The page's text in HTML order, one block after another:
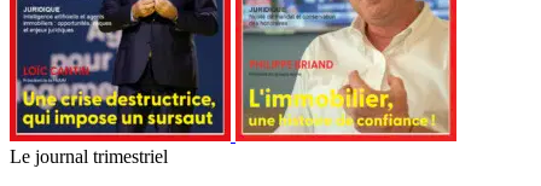
Le journal trimestriel